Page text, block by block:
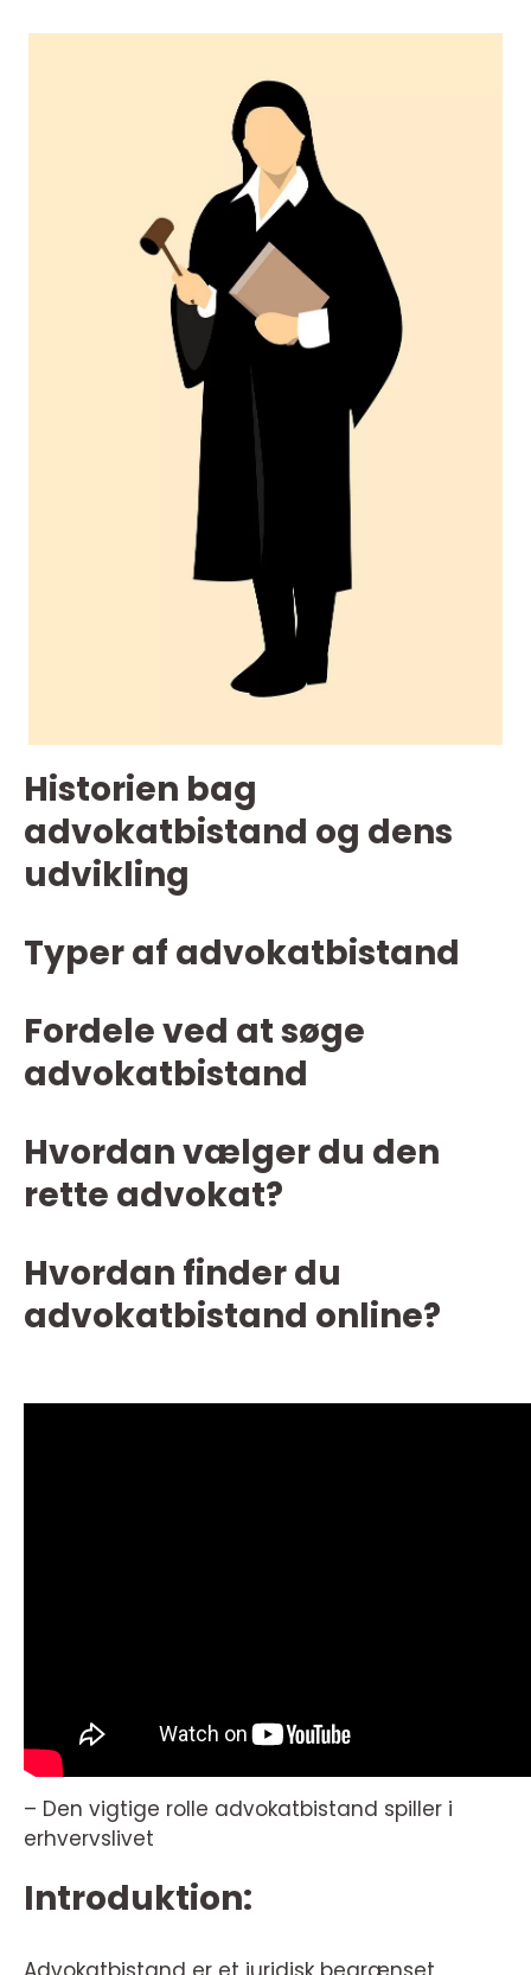
Historien bag
advokatbistand og dens
udvikling
Typer af advokatbistand
Fordele ved at søge
advokatbistand
Hvordan vælger du den
rette advokat?
Hvordan finder du
advokatbistand online?
– Den vigtige rolle advokatbistand spiller i
erhvervslivet
Introduktion: